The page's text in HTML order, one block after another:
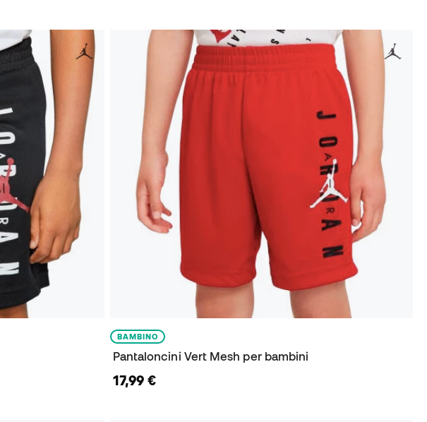
BAMBINO
Pantaloncini Vert Mesh per bambini
17,99 €